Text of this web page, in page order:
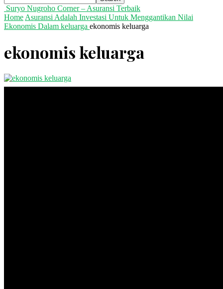
Suryo Nugroho Corner – Asuransi Terbaik
Home Asuransi Adalah Investasi Untuk Menggantikan Nilai
Ekonomis Dalam keluarga ekonomis keluarga
ekonomis keluarga